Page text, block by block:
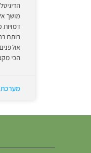
מושך
רותם
הכי
מערכת